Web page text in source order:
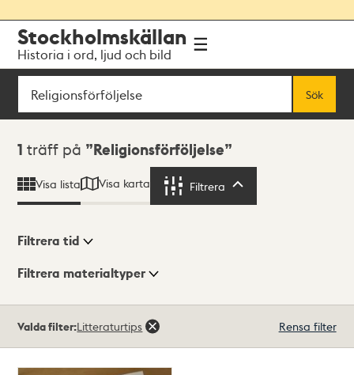
navigationen
huvudinnehållet
Stockholmskällan
Historia i ord, ljud och bild
Sök
Sök
Sökresultat
1 träff på Religionsförföljelse
Visa lista Visa karta Filtrera
Visningsläge
Filtrera tid
Filtrera materialtyper
träffar
Valda filter:Litteraturtips Rensa filter